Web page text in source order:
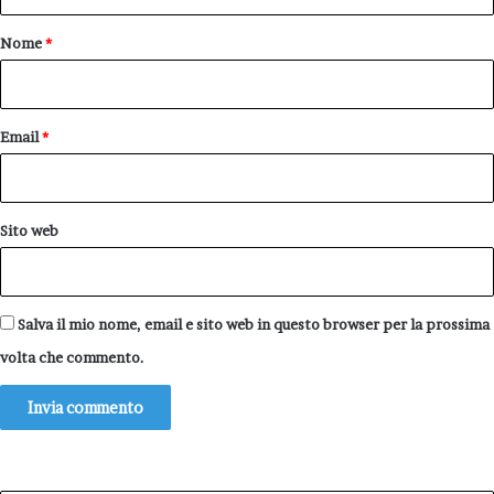
o
Nome*
Email*
Sito web
Salva il mio nome, email e sito web in questo browser per la prossima
volta che commento.